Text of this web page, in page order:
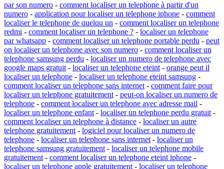
par son numero - comment localiser un telephone à partir d'un
numero - application pour localiser un telephone iphone - comment
localiser le telephone de quelqu un - comment localiser un telephone
redmi - comment localiser un telephone ? - localiser un telephone
par whatsapp - comment localiser un telephone portable perdu - peut
on localiser un telephone avec son numero - comment localiser un
telephone samsung perdu - localiser un numero de telephone avec
google maps gratuit - localiser un telephone eteint - orange peut il
localiser un telephone - localiser un telephone eteint samsung -
comment localiser un telephone sans internet - comment faire pour
localiser un telephone gratuitement - peut-on localiser un numero de
telephone - comment localiser un telephone avec adresse mail -
localiser un telephone enfant - localiser un telephone perdu gratuit -
comment localiser un telephone à distance - localiser un autre
telephone gratuitement - logiciel pour localiser un numero de
telephone - localiser un telephone sans internet - localiser un
telephone samsung gratuitement - localiser un telephone mobile
gratuitement - comment localiser un telephone eteint iphone -
localiser un telephone apple gratuitement - localiser un telephone